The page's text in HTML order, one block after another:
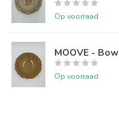
Op voorraad
MOOVE -
Op voorraad